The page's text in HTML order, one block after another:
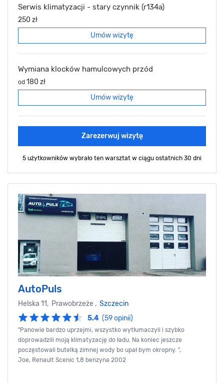
Serwis klimatyzacji - stary czynnik (r134a)
250 zł
Umów wizytę
Wymiana klocków hamulcowych przód
od 180 zł
Umów wizytę
Zarezerwuj wizytę
5 użytkowników wybrało ten warsztat w ciągu ostatnich 30 dni
AutoPuls
Helska 11, Prawobrzeże , Szczecin
5.4 (59 opinii)
"Panowie bardzo uprzejmi, wszystko wytłumaczyli i szybko
doprowadzili moją klimatyzację do ładu. Na koniec jeszcze
poczęstowali butelką zimnej wody bo upał bym okropny. ",
Joe, Renault Scenic 1,8 benzyna 2002